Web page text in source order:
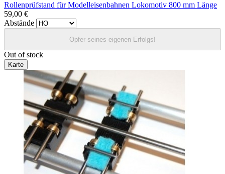
Rollenprüfstand für Modelleisenbahnen Lokomotiv 800 mm Länge
59,00 €
Abstände
Opfer seines eigenen Erfolgs!
Out of stock
Karte